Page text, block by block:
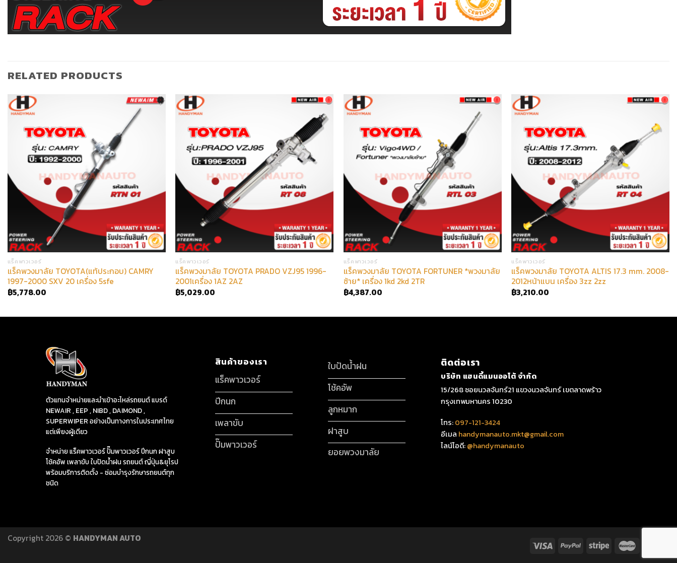
RELATED PRODUCTS
แร็คพาวเวอร์
แร็คพวงมาลัย TOYOTA(แท้ประกอบ) CAMRY
1997-2000 SXV 20 เครื่อง 5sfe
฿5,778.00
แร็คพาวเวอร์
แร็คพวงมาลัย TOYOTA PRADO VZJ95 1996-
2001เครื่อง 1AZ 2AZ
฿5,029.00
แร็คพาวเวอร์
แร็คพวงมาลัย TOYOTA FORTUNER *พวงมาลัย
ซ้าย* เครื่อง 1kd 2kd 2TR
฿4,387.00
แร็คพาวเวอร์
แร็คพวงมาลัย TOYOTA ALTIS 17.3 mm. 2008-
2012หน้าแบน เครื่อง 3zz 2zz
฿3,210.00
ตัวแทนจำหน่ายและนำเข้าอะไหล่รถยนต์ แบรด์
NEWAIR , EEP , NIBD , DAIMOND ,
SUPERWIPER อย่างเป็นทางการในประเทศไทย
แต่เพียงผู้เดียว
จำหน่าย แร็คพาวเวอร์ ปั๊มพาวเวอร์ ปีกนก ฝาสูบ
โช้คอัพ เพลาขับ ใบปัดน้ำฝน รถยนต์ ญี่ปุ่น&ยุโรป
พร้อมบริการติดตั้ง - ซ่อมบำรุงรักษารถยนต์ทุก
ชนิด
สินค้าของเรา
แร็คพาวเวอร์
ปีกนก
เพลาขับ
ปั๊มพาวเวอร์
ใบปัดน้ำฝน
โช้คอัพ
ลูกหมาก
ฝาสูบ
ยอยพวงมาลัย
ติดต่อเรา
บริษัท แฮนดี้แมนออโต้ จำกัด
15/268 ซอยนวลจันทร์21 แขวงนวลจันทร์ เขตลาดพร้าว
กรุงเทพมหานคร 10230
โทร:097-121-3424
อีเมล handymanauto.mkt@gmail.com
ไลน์ไอดี:@handymanauto
Copyright 2026 © HANDYMAN AUTO